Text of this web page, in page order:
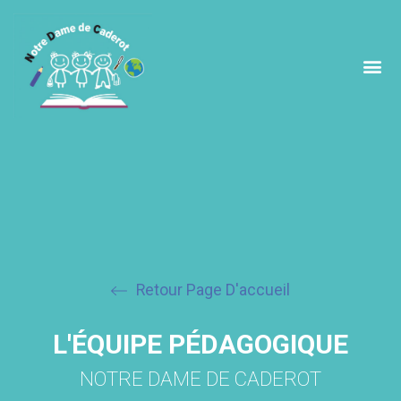
Retour Page D'accueil
L'ÉQUIPE PÉDAGOGIQUE
NOTRE DAME DE CADEROT